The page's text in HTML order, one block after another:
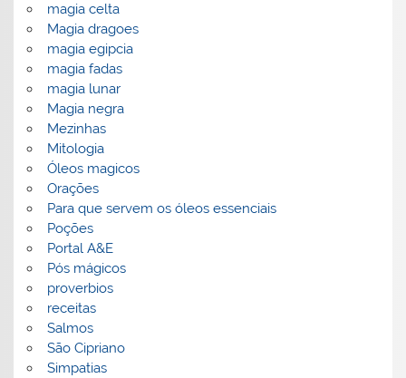
magia celta
Magia dragoes
magia egipcia
magia fadas
magia lunar
Magia negra
Mezinhas
Mitologia
Óleos magicos
Orações
Para que servem os óleos essenciais
Poções
Portal A&E
Pós mágicos
proverbios
receitas
Salmos
São Cipriano
Simpatias